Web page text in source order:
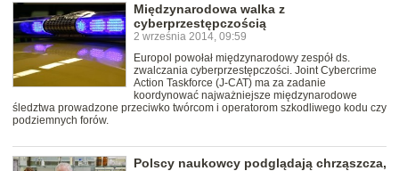
Międzynarodowa walka z
cyberprzestępczością
2 września 2014, 09:59
Europol powołał międzynarodowy zespół ds.
zwalczania cyberprzestępczości. Joint Cybercrime
Action Taskforce (J-CAT) ma za zadanie
koordynować najważniejsze międzynarodowe
śledztwa prowadzone przeciwko twórcom i operatorom szkodliwego kodu czy
podziemnych forów.
Polscy naukowcy podglądają chrząszcza,